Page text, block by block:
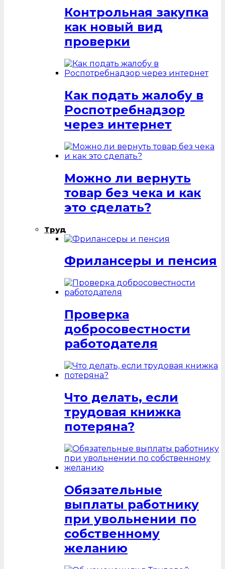
Контрольная закупка
как новый вид
проверки
Как подать жалобу в
Роспотребнадзор
через интернет
Можно ли вернуть
товар без чека и как
это сделать?
Труд
Фрилансеры и пенсия
Проверка
добросовестности
работодателя
Что делать, если
трудовая книжка
потеряна?
Обязательные
выплаты работнику
при увольнении по
собственному
желанию